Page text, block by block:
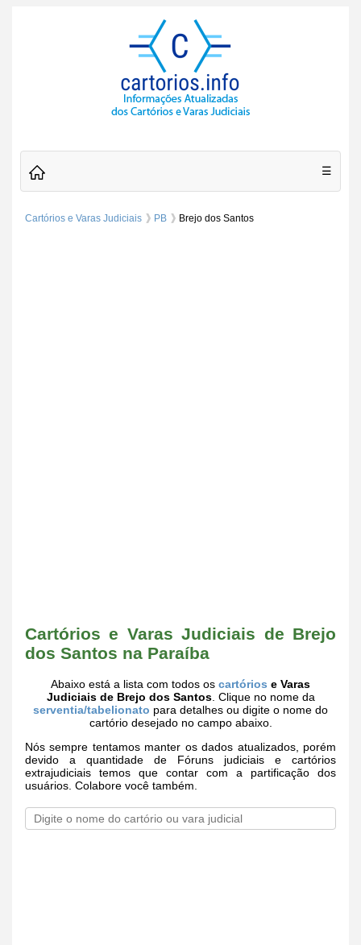
☰
Cartórios e Varas Judiciais PB Brejo dos Santos
Cartórios e Varas Judiciais de Brejo
dos Santos na Paraíba
Abaixo está a lista com todos os cartórios e Varas
Judiciais de Brejo dos Santos. Clique no nome da
serventia/tabelionato para detalhes ou digite o nome do
cartório desejado no campo abaixo.
Nós sempre tentamos manter os dados atualizados, porém
devido a quantidade de Fóruns judiciais e cartórios
extrajudiciais temos que contar com a partificação dos
usuários. Colabore você também.